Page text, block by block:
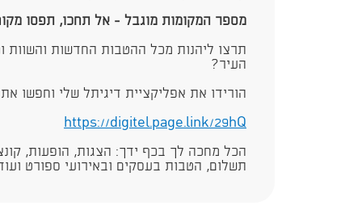
מספר המקומות מוגבל - אל תחכו, תפסו
​תרצו ליהנות מכל ההטבות החדשות והשוות
העיר?
הורידו את אפליקציית דיגיתל שלי וחפשו
https://digitel.page.link/29hQ​
הכל מחכה לך בכף ידך: הצגות, הופעות,
תשלום, הטבות בעסקים ובאירועי ספורט